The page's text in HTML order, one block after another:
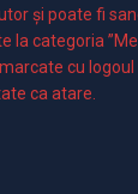
și poate fi
la categoria
cu logoul
ca atare.